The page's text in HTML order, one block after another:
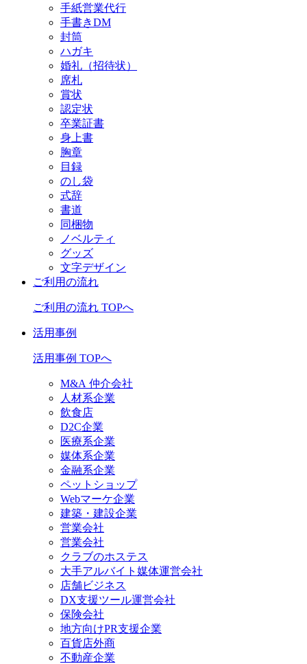
手紙営業代行
手書きDM
封筒
ハガキ
婚礼（招待状）
席札
賞状
認定状
卒業証書
身上書
胸章
目録
のし袋
式辞
書道
同梱物
ノベルティ
グッズ
文字デザイン
ご利用の流れ
ご利用の流れ TOPへ
活用事例
活用事例 TOPへ
M&A 仲介会社
人材系企業
飲食店
D2C企業
医療系企業
媒体系企業
金融系企業
ペットショップ
Webマーケ企業
建築・建設企業
営業会社
営業会社
クラブのホステス
大手アルバイト媒体運営会社
店舗ビジネス
DX支援ツール運営会社
保険会社
地方向けPR支援企業
百貨店外商
不動産企業